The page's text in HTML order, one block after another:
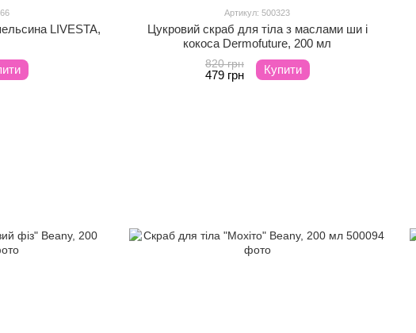
LIVESTA,
Артикул: 500323
Цукровий скраб для тіла з маслами ши і
кокоса Dermofuture, 200 мл
820 грн
479 грн Купити